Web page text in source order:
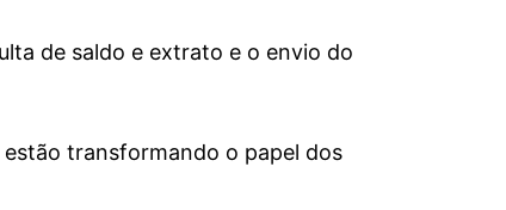
de saldo e extrato e o envio do
transformando o papel dos